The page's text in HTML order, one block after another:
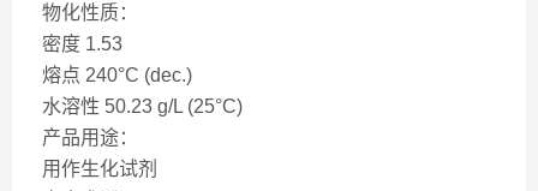
物化性质：
密度 1.53
熔点 240°C (dec.)
水溶性 50.23 g/L (25°C)
产品用途：
用作生化试剂